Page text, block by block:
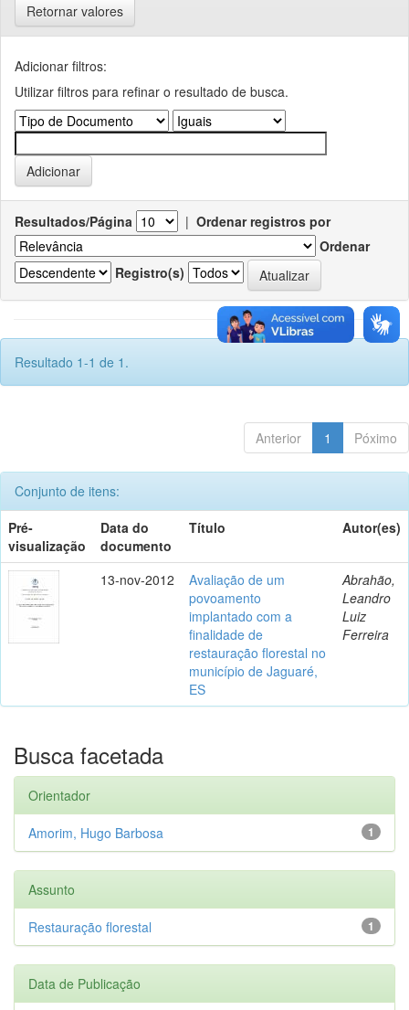
Retornar valores
Adicionar filtros:
Utilizar filtros para refinar o resultado de busca.
Resultados/Página | Ordenar registros por
Ordenar
Registro(s)
Resultado 1-1 de 1.
Anterior 1 Póximo
Conjunto de itens:
Pré-
visualização
Data do
documento
Título Autor(es)
13-nov-2012
Avaliação de um
povoamento
implantado com a
finalidade de
restauração florestal no
município de Jaguaré,
ES
Abrahão,
Leandro
Luiz
Ferreira
Busca facetada
Orientador
1
Amorim, Hugo Barbosa
Assunto
1
Restauração florestal
Data de Publicação